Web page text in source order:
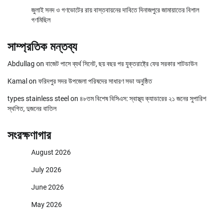
জুলাই সনদ ও গণভোটের রায় বাস্তবায়নের দাবিতে দিনাজপুরে জামায়াতের বিশাল
গণমিছিল
সাম্প্রতিক মন্তব্য
Abdullag on বাজেট পাসে ব্যর্থ সিনেট, ছয় বছর পর যুক্তরাষ্ট্রে ফের সরকার শাটডাউন
Kamal on ফরিদপুর সদর উপজেলা পরিষদের সাধারণ সভা অনুষ্ঠিত
types stainless steel on ৪৮তম বিশেষ বিসিএস: স্বাস্থ্য ক্যাডারের ২১ জনের সুপারিশ
স্থগিত, দুজনের বাতিল
সংরক্ষণাগার
August 2026
July 2026
June 2026
May 2026